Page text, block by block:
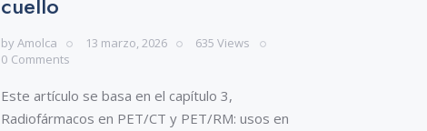
byAmolca 13 marzo, 2026 635 Views
0 Comments
Este artículo se basa en el capítulo 3,
Radiofármacos en PET/CT y PET/RM: usos en